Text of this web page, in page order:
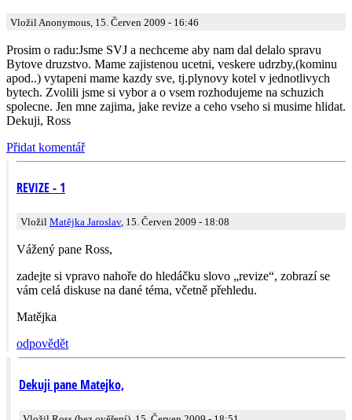
Vložil Anonymous, 15. Červen 2009 - 16:46
Prosim o radu:Jsme SVJ a nechceme aby nam dal delalo spravu
Bytove druzstvo. Mame zajistenou ucetni, veskere udrzby,(kominu
apod..) vytapeni mame kazdy sve, tj.plynovy kotel v jednotlivych
bytech. Zvolili jsme si vybor a o vsem rozhodujeme na schuzich
spolecne. Jen mne zajima, jake revize a ceho vseho si musime hlidat.
Dekuji, Ross
Přidat komentář
REVIZE - 1
Vložil Matějka Jaroslav, 15. Červen 2009 - 18:08
Vážený pane Ross,
zadejte si vpravo nahoře do hledáčku slovo „revize“, zobrazí se
vám celá diskuse na dané téma, včetně přehledu.
Matějka
odpovědět
Dekuji pane Matejko,